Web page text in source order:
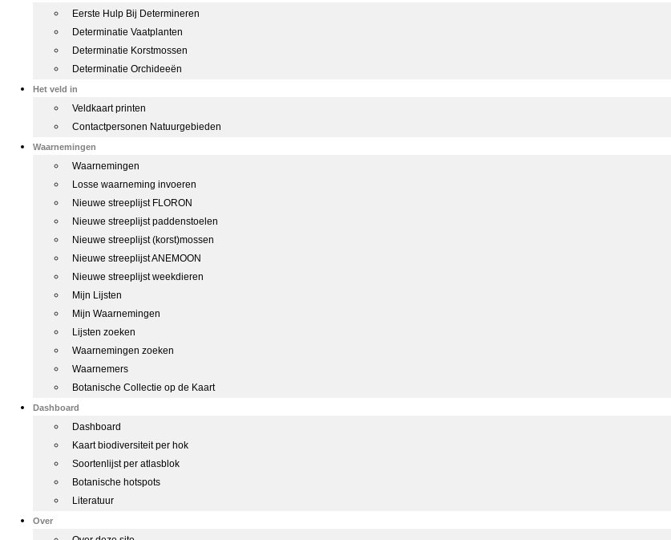
Eerste Hulp Bij Determineren
Determinatie Vaatplanten
Determinatie Korstmossen
Determinatie Orchideeën
Het veld in
Veldkaart printen
Contactpersonen Natuurgebieden
Waarnemingen
Waarnemingen
Losse waarneming invoeren
Nieuwe streeplijst FLORON
Nieuwe streeplijst paddenstoelen
Nieuwe streeplijst (korst)mossen
Nieuwe streeplijst ANEMOON
Nieuwe streeplijst weekdieren
Mijn Lijsten
Mijn Waarnemingen
Lijsten zoeken
Waarnemingen zoeken
Waarnemers
Botanische Collectie op de Kaart
Dashboard
Dashboard
Kaart biodiversiteit per hok
Soortenlijst per atlasblok
Botanische hotspots
Literatuur
Over